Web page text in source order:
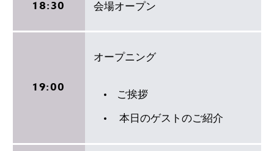
18:30 会場オープン
19:00
オープニング
ご挨拶
本日のゲストのご紹介